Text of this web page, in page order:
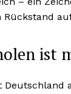
ist